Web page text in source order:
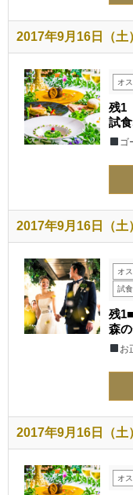
2017年9月16日（土
オ
残1
試
ゴ
2017年9月16日（土
オ
試
残
森
お
2017年9月16日（土
オ